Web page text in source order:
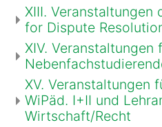
XIII. Veranstaltungen
for Dispute
XIV. Veranstaltungen
XV. Veranstaltungen
WiPäd. I+II und
Wirtschaft/Recht